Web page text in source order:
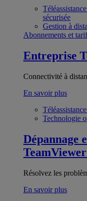
Téléassistance
sécurisée
Gestion à
Abonnements et
Entreprise
Connectivité à
En savoir plus
Technologie
Dépannage
Résolvez les
En savoir plus